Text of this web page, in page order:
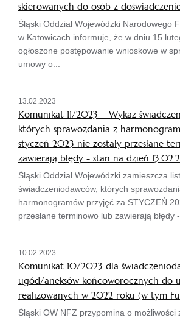
skierowanych do osób z
Śląski Oddział Wojewódzki Narodowego
w Katowicach informuje, że w dniu 15
ogłoszone postępowanie wnioskowe w
umowy o...
13.02.2023
Komunikat 11/2023 – Wykaz
których sprawozdania z
styczeń 2023 nie zostały przesłane
zawierają błędy - stan na dzień
Śląski Oddział Wojewódzki zamieszcza
świadczeniodawców, których
harmonogramów przyjęć za STYCZEŃ
przesłane terminowo lub zawierają błędy
10.02.2023
Komunikat 10/2023 dla
ugód/aneksów końcoworocznych do
realizowanych w 2022 roku (w tym
Śląski OW NFZ przypomina o możliwości